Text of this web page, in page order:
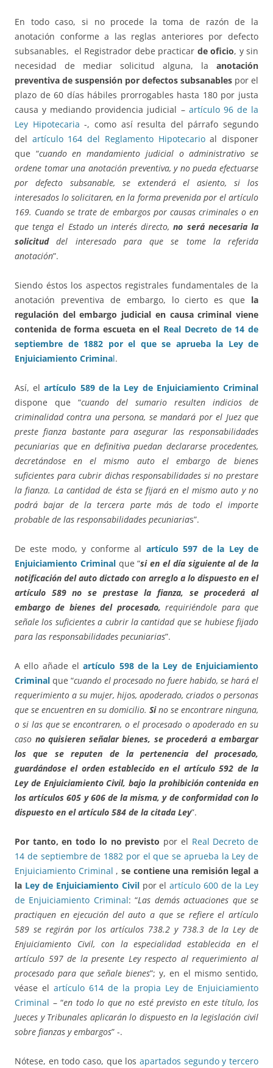
En todo caso, si no procede la toma de razón de la
anotación conforme a las reglas anteriores por defecto
subsanables, el Registrador debe practicar de oficio, y sin
necesidad de mediar solicitud alguna, la anotación
preventiva de suspensión por defectos subsanables por el
plazo de 60 días hábiles prorrogables hasta 180 por justa
causa y mediando providencia judicial – artículo 96 de la
Ley Hipotecaria -, como así resulta del párrafo segundo
del artículo 164 del Reglamento Hipotecarioal disponer
que “cuando en mandamiento judicial o administrativo se
ordene tomar una anotación preventiva, y no pueda efectuarse
por defecto subsanable, se extenderá el asiento, si los
interesados lo solicitaren, en la forma prevenida por el artículo
169. Cuando se trate de embargos por causas criminales o en
que tenga el Estado un interés directo,no será necesaria la
solicituddel interesado para que se tome la referida
anotación”.
Siendo éstos los aspectos registrales fundamentales de la
anotación preventiva de embargo, lo cierto es que la
regulación del embargo judicial en causa criminal viene
contenida de forma escueta en el Real Decreto de 14 de
septiembre de 1882 por el que se aprueba la Ley de
Enjuiciamiento Criminal.
Así, elartículo 589 de la Ley de Enjuiciamiento Criminal
dispone que “cuando del sumario resulten indicios de
criminalidad contra una persona, se mandará por el Juez que
preste fianza bastante para asegurar las responsabilidades
pecuniarias que en definitiva puedan declararse procedentes,
decretándose en el mismo auto el embargo de bienes
suficientes para cubrir dichas responsabilidades si no prestare
la fianza. La cantidad de ésta se fijará en el mismo auto y no
podrá bajar de la tercera parte más de todo el importe
probable de las responsabilidades pecuniarias”.
De este modo, y conforme al artículo 597 de la Ley de
Enjuiciamiento Criminalque “si en el día siguiente al de la
notificación del auto dictado con arreglo a lo dispuesto en el
artículo 589 no se prestase la fianza, se procederá al
embargo de bienes del procesado, requiriéndole para que
señale los suficientes a cubrir la cantidad que se hubiese fijado
para las responsabilidades pecuniarias”.
A ello añade elartículo 598 de la Ley de Enjuiciamiento
Criminal que “cuando el procesado no fuere habido, se hará el
requerimiento a su mujer, hijos, apoderado, criados o personas
que se encuentren en su domicilio. Sino se encontrare ninguna,
o si las que se encontraren, o el procesado o apoderado en su
caso no quisieren señalar bienes, se procederá a embargar
los que se reputen de la pertenencia del procesado,
guardándose el orden establecido en el artículo 592 de la
Ley de Enjuiciamiento Civil, bajo la prohibición contenida en
los artículos 605 y 606 de la misma, y de conformidad con lo
dispuesto en el artículo 584 de la citada Ley”.
Por tanto, en todo lo no previsto por el Real Decreto de
14 de septiembre de 1882 por el que se aprueba la Ley de
Enjuiciamiento Criminal , se contiene una remisión legal a
la Ley de Enjuiciamiento Civilpor elartículo 600 de la Ley
de Enjuiciamiento Criminal: “Las demás actuaciones que se
practiquen en ejecución del auto a que se refiere el artículo
589 se regirán por los artículos 738.2 y 738.3 de la Ley de
Enjuiciamiento Civil, con la especialidad establecida en el
artículo 597 de la presente Ley respecto al requerimiento al
procesado para que señale bienes”; y, en el mismo sentido,
véase el artículo 614 de la propia Ley de Enjuiciamiento
Criminal – “en todo lo que no esté previsto en este título, los
Jueces y Tribunales aplicarán lo dispuesto en la legislación civil
sobre fianzas y embargos” -.
Nótese, en todo caso, que los apartados segundo y tercero